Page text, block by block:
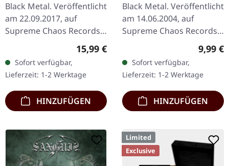
Black Metal. Veröffentlicht
am 22.09.2017, auf
Supreme Chaos Records.
Weißes Vinyl, limitiert auf
handnummerierte
Exemplare. Diese…
Regulärer Preis:
15,99 €
Sofort verfügbar,
Lieferzeit: 1-2 Werktage
HINZUFÜGEN
Black Metal. Veröffentlicht
am 14.06.2004, auf
Supreme Chaos Records.
CD im Jewelcase mit 16-
seitigem Booklet. Die
österreichische Black
Metal-Horde…
9,99 €
Sofort verfügbar,
Lieferzeit: 1-2 Werktage
HINZUFÜGEN
Limited
Exclusive